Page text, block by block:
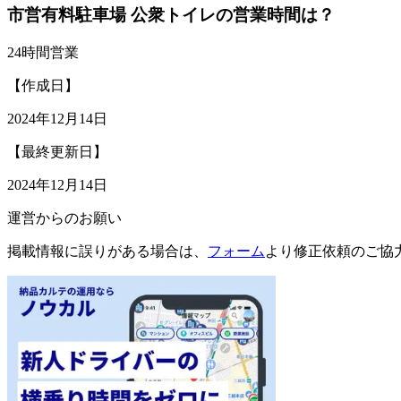
市営有料駐車場 公衆トイレの営業時間は？
24時間営業
【作成日】
2024年12月14日
【最終更新日】
2024年12月14日
運営からのお願い
掲載情報に誤りがある場合は、 フォーム より修正依頼のご協